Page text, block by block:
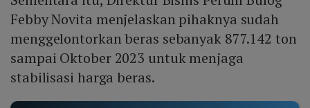
Febby Novita menjelaskan pihaknya sudah
menggelontorkan beras sebanyak 877.142 ton
sampai Oktober 2023 untuk menjaga
stabilisasi harga beras.